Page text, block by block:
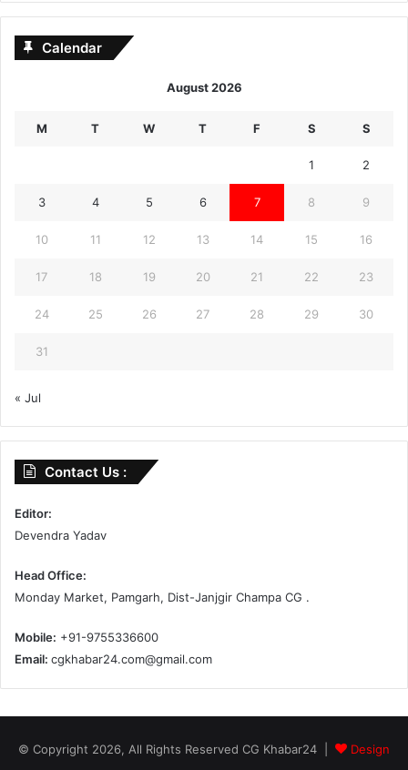
Calendar
August 2026
M T W T F S S
1 2
3 4 5 6 7 8 9
10 11 12 13 14 15 16
17 18 19 20 21 22 23
24 25 26 27 28 29 30
31
« Jul
Contact Us :
Editor:
Devendra Yadav
Head Office:
Monday Market, Pamgarh, Dist-Janjgir Champa CG .
Mobile: +91-9755336600
Email: cgkhabar24.com@gmail.com
© Copyright 2026, All Rights Reserved CG Khabar24 | Design